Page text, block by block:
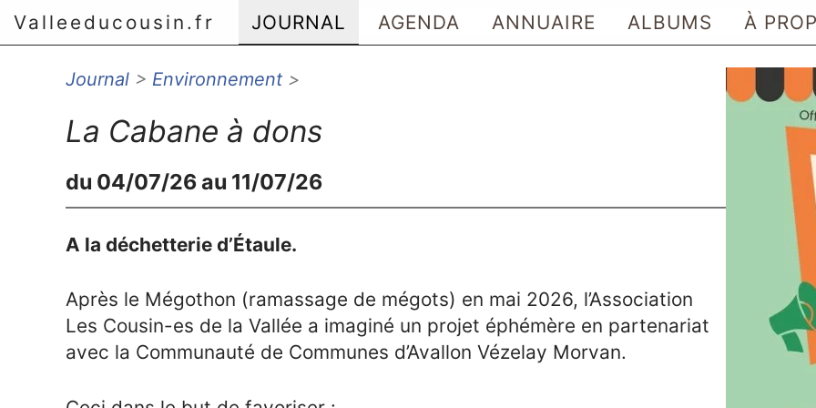
Valleeducousin.fr JOURNAL AGENDA ANNUAIRE ALBUMS À
Aller au menu principal
Aller au menu secondaire
Journal > Environnement >
La Cabane à dons
du 04/07/26 au 11/07/26
A la déchetterie d’Étaule.
Après le Mégothon (ramassage de mégots) en mai 2026, l’Association
Les Cousin-es de la Vallée a imaginé un projet éphémère en partenariat
avec la Communauté de Communes d’Avallon Vézelay Morvan.